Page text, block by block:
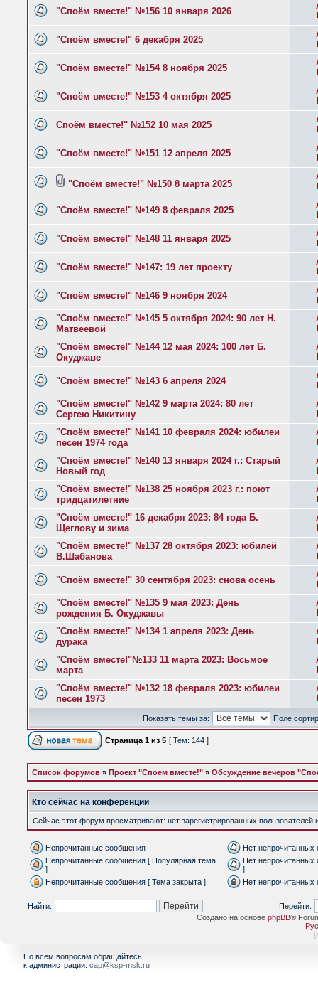
"Споём вместе!" №156 10 января 2026
"Споём вместе!" 6 декабря 2025
"Споём вместе!" №154 8 ноября 2025
"Споём вместе!" №153 4 октября 2025
Споём вместе!" №152 10 мая 2025
"Споём вместе!" №151 12 апреля 2025
"Споём вместе!" №150 8 марта 2025
"Споём вместе!" №149 8 февраля 2025
"Споём вместе!" №148 11 января 2025
"Споём вместе!" №147: 19 лет проекту
"Споём вместе!" №146 9 ноября 2024
"Споём вместе!" №145 5 октября 2024: 90 лет Н.
Матвеевой
"Споём вместе!" №144 12 мая 2024: 100 лет Б.
Окуджаве
"Споём вместе!" №143 6 апреля 2024
"Споём вместе!" №142 9 марта 2024: 80 лет
Сергею Никитину
"Споём вместе!" №141 10 февраля 2024: юбилеи
песен 1974 года
"Споём вместе!" №140 13 января 2024 г.: Старый
Новый год
"Споём вместе!" №138 25 ноября 2023 г.: поют
тридцатилетние
"Споём вместе!" 16 декабря 2023: 84 года Б.
Щеглову и зима
"Споём вместе!" №137 28 октября 2023: юбилей
В.Шабанова
"Споём вместе!" 30 сентября 2023: снова осень
"Споём вместе!" №135 9 мая 2023: День
рождения Б. Окуджавы
"Споём вместе!" №134 1 апреля 2023: День
дурака
"Споём вместе!"№133 11 марта 2023: Восьмое
марта
"Споём вместе!" №132 18 февраля 2023: юбилеи
песен 1973
Показать темы за: Поле
Страница 1 из 5 [ Тем: 144 ]
Список форумов » Проект "Споем вместе!" » Обсуждение вечеров
Кто сейчас на конференции
Сейчас этот форум просматривают: нет зарегистрированных пользователей
Непрочитанные сообщения
Нет непрочитанных
Непрочитанные сообщения [ Популярная тема
]
Нет
]
Непрочитанные сообщения [ Тема закрыта ]
Нет непрочитанных
Найти:
Перейти:
Создано на основе phpBB®
[
По всем вопросам обращайтесь
к администрации: cap@ksp-msk.ru